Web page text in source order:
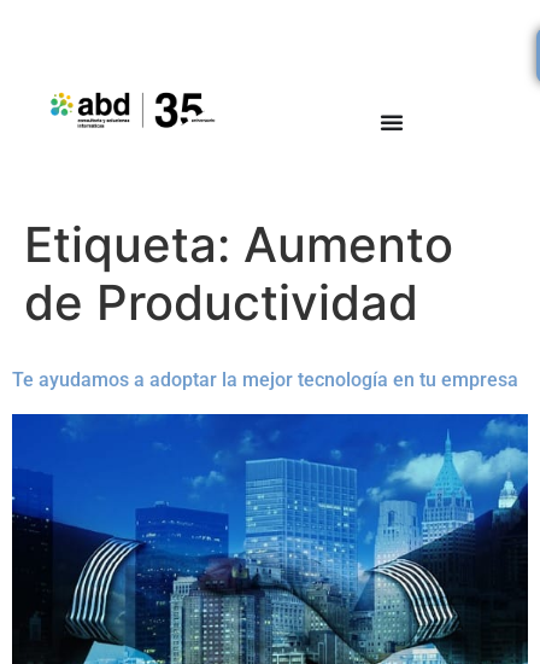
Etiqueta: Aumento
de Productividad
Te ayudamos a adoptar la mejor tecnología en tu empresa